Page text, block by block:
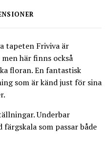
tapeten Friviva är
här finns också
floran. En fantastisk
som är känd just för sina
Underbar
som passar både